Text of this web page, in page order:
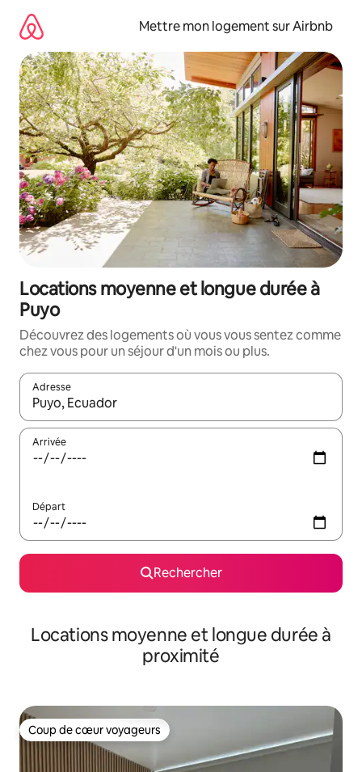
directement
contenu
Mettre mon logement sur Airbnb
Locations moyenne et longue durée à
Puyo
Découvrez des logements où vous vous sentez comme
chez vous pour un séjour d'un mois ou plus.
Adresse
Lorsque les résultats s'affichent, utilisez les flèches vers le
Arrivée
Départ
Rechercher
Locations moyenne et longue durée à
proximité
Coup de cœur voyageurs
Coup de cœur voyageurs